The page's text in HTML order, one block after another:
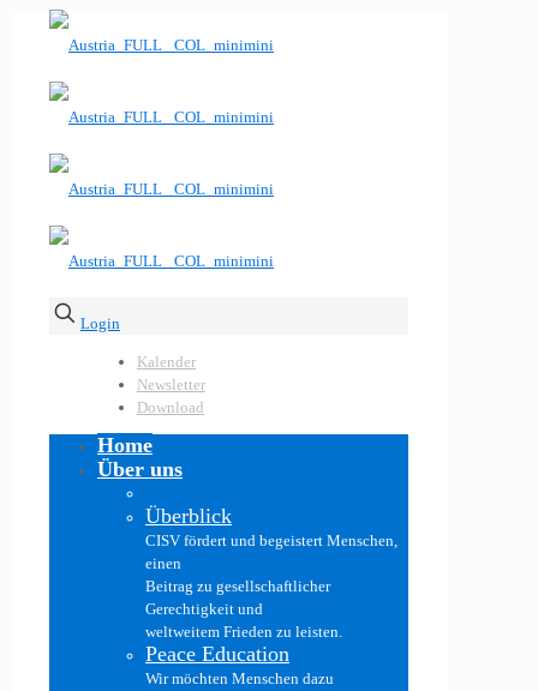
Login
Kalender
Newsletter
Download
Home
Über uns
Überblick
CISV fördert und begeistert Menschen,
einen
Beitrag zu gesellschaftlicher
Gerechtigkeit und
weltweitem Frieden zu leisten.
Peace Education
Wir möchten Menschen dazu